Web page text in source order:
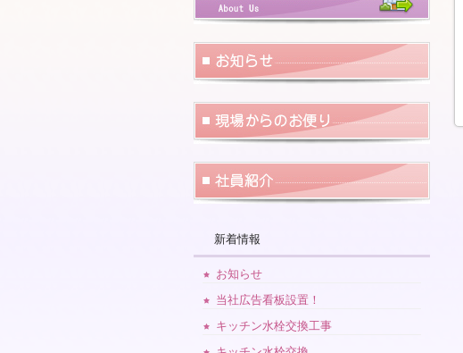
新着情報
お知らせ
当社広告看板設置！
キッチン水栓交換工事